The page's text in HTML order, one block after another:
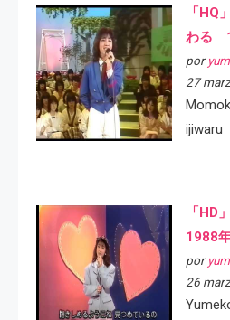
「
わる
por
27
ijiwaru
「
1988
por
26